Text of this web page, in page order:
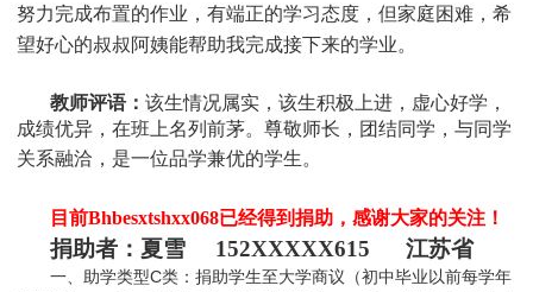
努力完成布置的作业，有端正的学习态度，但家庭困难，希
望好心的叔叔阿姨能帮助我完成接下来的学业。
教师评语： 该生情况属实，该生积极上进，虚心好学，
成绩优异，在班上名列前茅。尊敬师长，团结同学，与同学
关系融洽，是一位品学兼优的学生。
目前Bhbesxtshxx068已经得到捐助，感谢大家的关注！
捐助者： 夏雪 152XXXXX615 江苏省
一、助学类型C类：捐助学生至大学商议（初中毕业以前每学年